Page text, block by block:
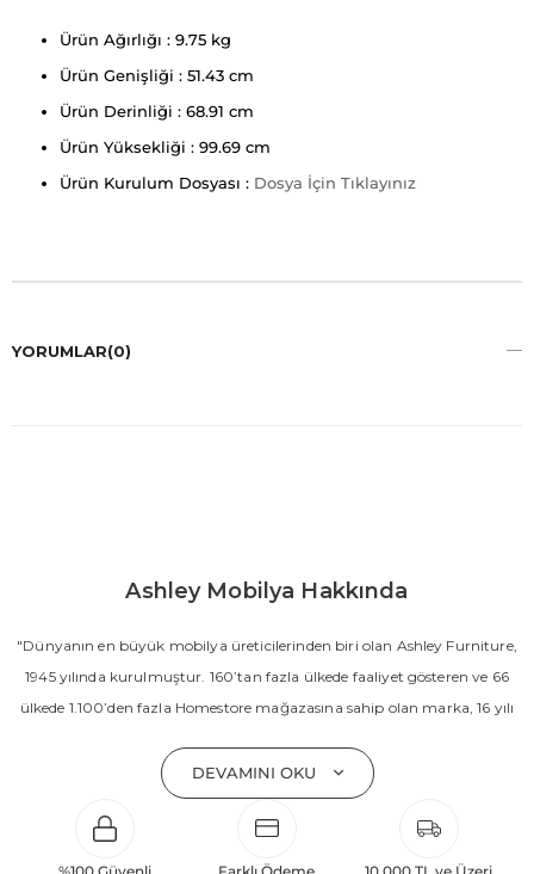
Ürün Ağırlığı : 9.75 kg
Ürün Genişliği : 51.43 cm
Ürün Derinliği : 68.91 cm
Ürün Yüksekliği : 99.69 cm
Ürün Kurulum Dosyası : Dosya İçin Tıklayınız
YORUMLAR(0)
Ashley Mobilya Hakkında
"Dünyanın en büyük mobilya üreticilerinden biri olan Ashley Furniture,
1945 yılında kurulmuştur. 160’tan fazla ülkede faaliyet gösteren ve 66
ülkede 1.100’den fazla Homestore mağazasına sahip olan marka, 16 yılı
yatak odası, oturma odası, yemek odası, home ofis ve ev dekorasyon
aksesuarları dahil olmak üzere 20’den fazla ürün kategorisinde geniş bir
koleksiyon sunmaktadır. Sabit ve hareketli koltuklar, yataklar, bahçe
mobilyaları ve demonte ürün grupları ile ürün yelpazesini sürekli
DEVAMINI OKU